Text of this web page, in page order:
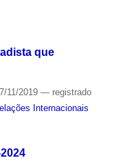
que
11/2019 — registrado
Internacionais